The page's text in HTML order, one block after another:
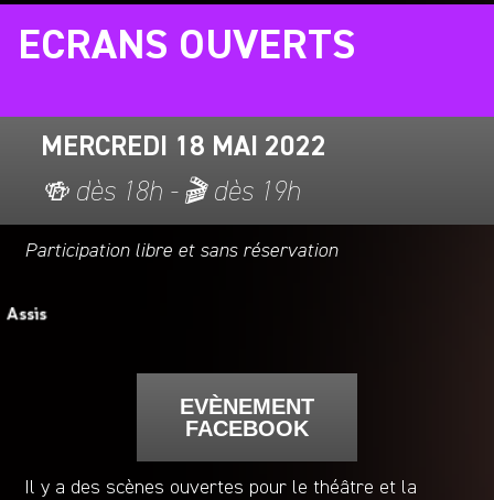
ECRANS OUVERTS
MERCREDI 18 MAI 2022
🍻 dès 18h - 🎬 dès 19h
Participation libre et sans réservation
EVÈNEMENT
FACEBOOK
Il y a des scènes ouvertes pour le théâtre et la